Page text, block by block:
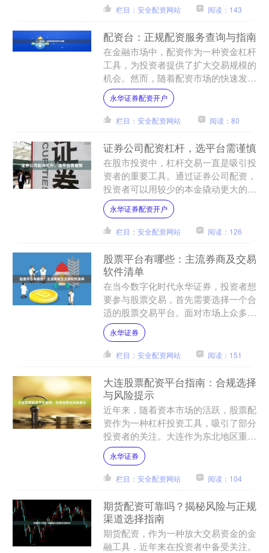
栏目：安全配资网站 阅读：143
配资台：正规配资服务查询与指南
在金融市场中，配资作为一种资金杠杆
工具，为投资者提供了扩大交易规模的
机会。然而，随着配资市场的快速发
展，各类平台层出不穷，如何辨别正规
配资服务成为投资者面临的重....
永华证券配资开户
栏目：安全配资网站 阅读：80
证券公司配资杠杆，选平台需谨慎
在股市投资中，杠杆交易一直是吸引投
资者的重要工具。通过证券公司配资，
投资者可以用较少的本金撬动更大的资
金规模，从而放大收益。然而，杠杆是
一把双刃剑，既能放大收益....
永华证券配资开户
栏目：安全配资网站 阅读：126
股票平台有哪些：主流券商及交易
软件清单
在当今数字化时代永华证券，投资者想
要参与股票交易，首先需要选择一个合
适的股票交易平台。面对市场上众多的
券商和交易软件，许多新手投资者往往
会感到困惑。本文将为您梳....
永华证券
栏目：安全配资网站 阅读：151
大连股票配资平台指南：合规选择
与风险提示
近年来，随着资本市场的活跃，股票配
资作为一种杠杆投资工具，吸引了部分
投资者的关注。大连作为东北地区重要
的金融中心，也涌现出不少股票配资平
台。然而永华证券，配资业....
永华证券
栏目：安全配资网站 阅读：104
期货配资可靠吗？揭秘风险与正规
渠道选择指南
期货配资，作为一种放大交易资金的金
融工具，近年来在投资者中备受关注。